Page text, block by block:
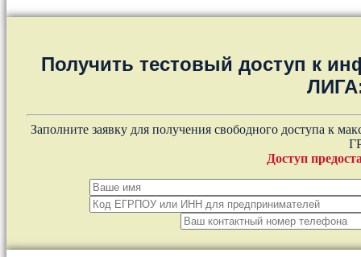
Получить тестовый доступ к
Заполните заявку для получения свободного доступа к
Доступ